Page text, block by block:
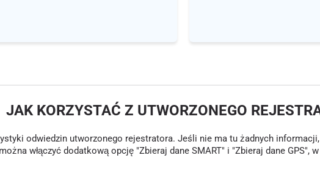
JAK KORZYSTAĆ Z UTWORZONEGO
odwiedzin utworzonego rejestratora. Jeśli nie ma tu żadnych
włączyć dodatkową opcję "Zbieraj dane SMART" i "Zbieraj dane GPS",